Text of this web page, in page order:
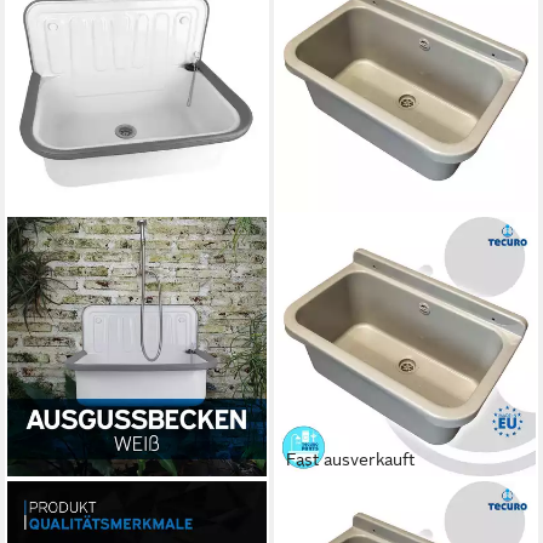
KÖR4U
Waschbecken kör4u
Fast ausverkauft
Waschbecken Ausgussbecken